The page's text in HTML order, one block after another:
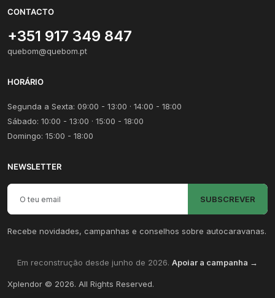
CONTACTO
+351 917 349 847
quebom@quebom.pt
HORÁRIO
Segunda a Sexta: 09:00 - 13:00 · 14:00 - 18:00
Sábado: 10:00 - 13:00 · 15:00 - 18:00
Domingo: 15:00 - 18:00
NEWSLETTER
Email para newsletter
SUBSCREVER
Recebe novidades, campanhas e conselhos sobre autocaravanas.
Em reconstrução desde junho de 2026. Apoiar a campanha →
Xplendor © 2026. All Rights Reserved.